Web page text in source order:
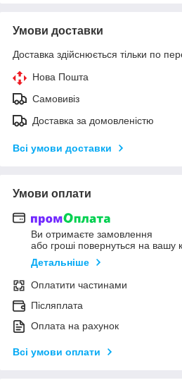
Умови доставки
Доставка здійснюється тільки по
Нова Пошта
Самовивіз
Доставка за домовленістю
Всі умови доставки
Умови оплати
Ви отримаєте замовлення
або гроші повернуться на вашу
Детальніше
Оплатити частинами
Післяплата
Оплата на рахунок
Всі умови оплати